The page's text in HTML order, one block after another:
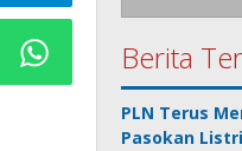
Berita
PLN Terus
Pasokan